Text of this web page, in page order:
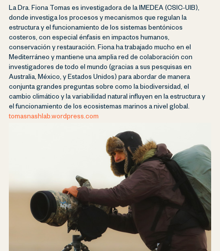
La Dra. Fiona Tomas es investigadora de la IMEDEA (CSIC-UIB),
donde investiga los procesos y mecanismos que regulan la
estructura y el funcionamiento de los sistemas bentónicos
costeros, con especial énfasis en impactos humanos,
conservación y restauración. Fiona ha trabajado mucho en el
Mediterráneo y mantiene una amplia red de colaboración con
investigadores de todo el mundo (gracias a sus pesquisas en
Australia, México, y Estados Unidos) para abordar de manera
conjunta grandes preguntas sobre como la biodiversidad, el
cambio climático y la variabilidad natural influyen en la estructura y
el funcionamiento de los ecosistemas marinos a nivel global.
tomasnashlab.wordpress.com